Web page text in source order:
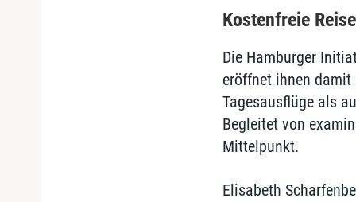
Kostenfreie
Die Hamburger
eröffnet ihnen damit
Tagesausflüge als
Begleitet von
Mittelpunkt.
Elisabeth